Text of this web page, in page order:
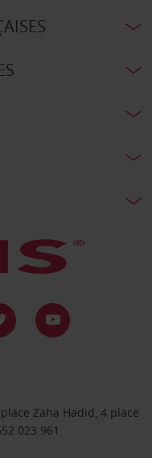
Zaha Hadid, 4 place
023 961